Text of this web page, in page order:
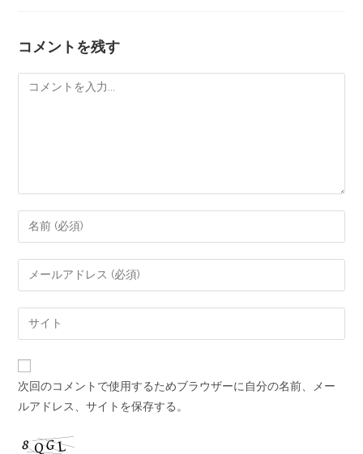
コメントを残す
次回のコメントで使用するためブラウザーに自分の名前、メー
ルアドレス、サイトを保存する。